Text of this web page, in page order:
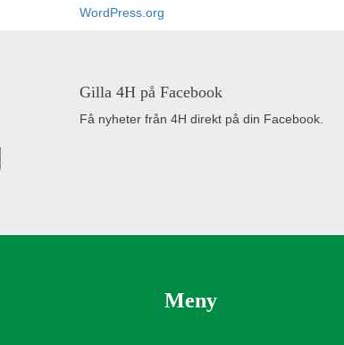
WordPress.org
Gilla 4H på Facebook
Få nyheter från 4H direkt på din Facebook.
Meny